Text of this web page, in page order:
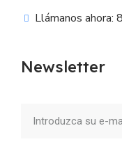
Llámanos
Newsletter